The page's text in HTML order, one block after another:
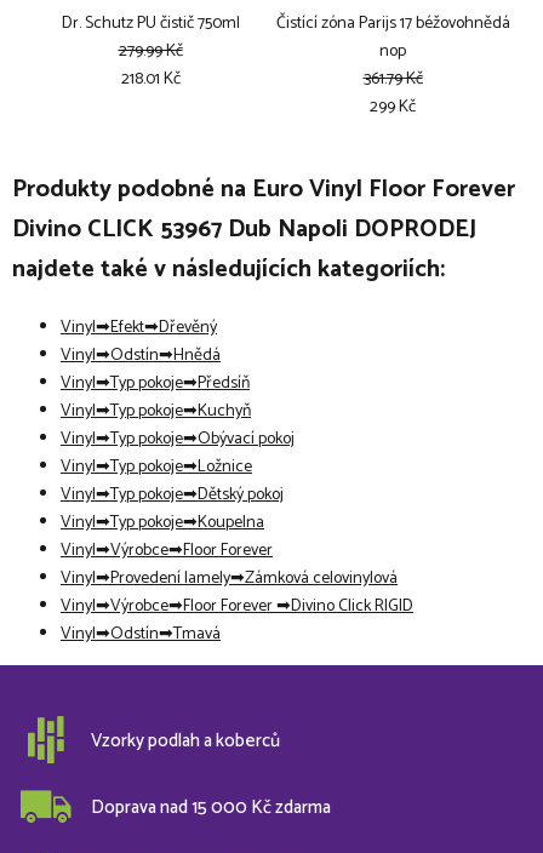
Dr. Schutz PU čistič 750ml
279.99 Kč
218.01 Kč
Čistící zóna Parijs 17 béžovohnědá
nop
361.79 Kč
299 Kč
Produkty podobné na Euro Vinyl Floor Forever
Divino CLICK 53967 Dub Napoli DOPRODEJ
najdete také v následujících kategoriích:
Vinyl Efekt Dřevěný
Vinyl Odstín Hnědá
Vinyl Typ pokoje Předsíň
Vinyl Typ pokoje Kuchyň
Vinyl Typ pokoje Obývací pokoj
Vinyl Typ pokoje Ložnice
Vinyl Typ pokoje Dětský pokoj
Vinyl Typ pokoje Koupelna
Vinyl Výrobce Floor Forever
Vinyl Provedení lamely Zámková celovinylová
Vinyl Výrobce Floor Forever Divino Click RIGID
Vinyl Odstín Tmavá
Vzorky podlah a koberců
Doprava nad 15 000 Kč zdarma